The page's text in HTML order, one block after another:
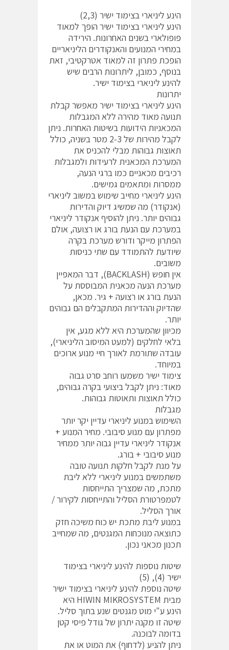
הינע ליניארי בצימוד ישיר (2,3)
הינע ליניארי בצימוד ישיר הופך למאוד
פופולארי בשנים האחרונות. הירידה
במחירי המנועים והאנקודרים הליניאריים
הופכת פתרון זה למאוד אטרקטיבי, זאת
בנוסף, כמובן, ליתרונות הרבים שיש
להינע ליניארי בצימוד ישיר.
יתרונות
הינע ליניארי בצימוד ישיר מאפשר קבלת
תנועה מאוד מהירה ללא המגבלות
המכאניות הידועות בשיטות האחרות. ניתן
לקבל מהירות של 2-3 מטר בשניה, כולל
תאוצות גבוהות מבלי להכניס את
המערכת המכאנית לרעידות ולמגבלות
רכיבים מכאניים כמו ברגי הנעה,
ממסרות ומתאמים גמישים.
הינע ליניארי מחייב שימוש במשוב ליניארי
(אנקודר) מה שמשיג דיוק והדירות
גבוהים יותר. ניתן להוסיף אנקודר ליניארי
במערכת עם הנעת בורג או רצועה, אולם
הפתרון מייקר ודורש מערכת בקרה
שיודעת להתמודד עם שתי כניסות
משובים.
אין חופש (BACKLASH), דבר המאפיין
מערכת הנעה מכאנית המבוססת על
הנעת בורג או רצועה + גיר. מכאן,
שהדיוק וההדירות המתקבלים הם גבוהים
יותר.
מכיוון שהמערכת היא ללא מגע, אין
בלאי לחלקים (למעט המיסוב הליניארי),
עובדה שתורמת לאורך חיי מנוע ארוכים
במיוחד.
צימוד ישיר משמעו רוחב סרט גבוה
מאוד: ניתן לקבל ביצועי בקרה גבוהים,
כולל תאוצות ותאוטות גבוהות.
מגבלות
השימוש במנוע ליניארי עדיין יקר יותר
מפתרון עם מנוע סיבובי. מחיר המנוע +
אנקודר ליניארי עדיין גבוה יותר ממחיר
מנוע סיבובי + בורג.
על מנת לקבל חלקות תנועה טובה
משתמשים במנוע ליניארי ללא ליבת
מתכת, מה שמצריך התייחסות
לטמפרטורת הסליל והתייחסות לקירור /
אורך הסליל.
במנוע ליבת מתכת יש כוח משיכה חזק
כתוצאה מנוכחות המגנטים, מה שמחייב
תכנון מכאני נכון.
שיטות נוספות להינע ליניארי בצימוד
ישיר (4), (5)
שיטה נוספת להינע ליניארי בצימוד ישיר
מבית HIWIN MIKROSYSTEM היא
הינע ע"י מוט מגנטים שנע בתוך סליל.
שיטה זו מקנה יתרון של גודל פיסי קטן
בדומה לבוכנה.
ניתן להניע (לדחוף) את המוט או את